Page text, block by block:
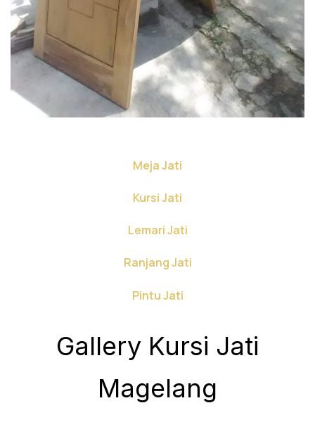
Meja Jati
Kursi Jati
Lemari Jati
Ranjang Jati
Pintu Jati
Gallery Kursi Jati
Magelang